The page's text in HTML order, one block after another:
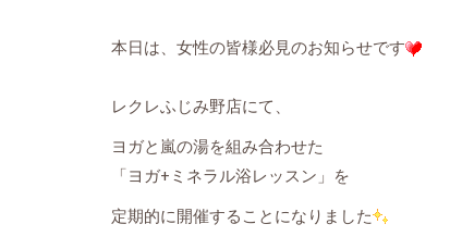
本日は、女性の皆様必見のお知らせです
レクレふじみ野店にて、
ヨガと嵐の湯を組み合わせた
「ヨガ+ミネラル浴レッスン」を
定期的に開催することになりました